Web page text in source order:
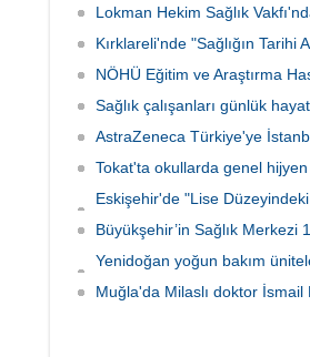
Lokman Hekim Sağlık
Kırklareli'nde "Sağlığın Tarihi
NÖHÜ Eğitim ve Araştırma
Sağlık çalışanları günlük
AstraZeneca Türkiye'ye
Tokat'ta okullarda genel hijyen
Eskişehir'de "Lise Düzeyindeki
imzalandı
Büyükşehir’in Sağlık Merkezi
Yenidoğan yoğun bakım
emanet
Muğla'da Milaslı doktor İsmail